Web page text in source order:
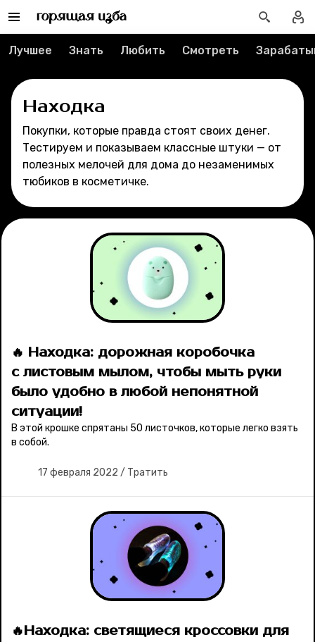
Рубрики
Лучшее
Тесты
Секспросвет
Великие женщины
Ваши истории
Соцсети
Лучшее Знать Любить Смотреть
Находка
Покупки, которые правда стоят своих денег.
Тестируем и показываем классные штуки — от
полезных мелочей для дома до незаменимых
тюбиков в косметичке.
🔥 Находка: дорожная коробочка
с листовым мылом, чтобы мыть руки
было удобно в любой непонятной
ситуации!
В этой крошке спрятаны 50 листочков, которые легко взять
в собой.
17 февраля 2022 / Тратить
🔥Находка: светящиеся кроссовки для